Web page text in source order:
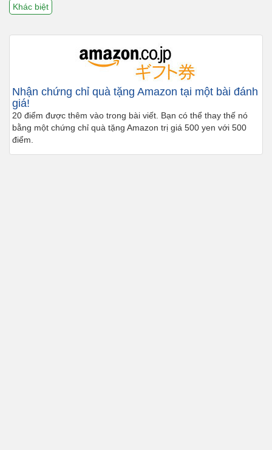
Khác biệt
Nhận chứng chỉ quà tặng Amazon tại một bài đánh
giá!
20 điểm được thêm vào trong bài viết. Bạn có thể thay thế nó
bằng một chứng chỉ quà tặng Amazon trị giá 500 yen với 500
điểm.